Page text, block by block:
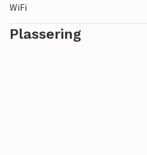
WiFi
Plassering